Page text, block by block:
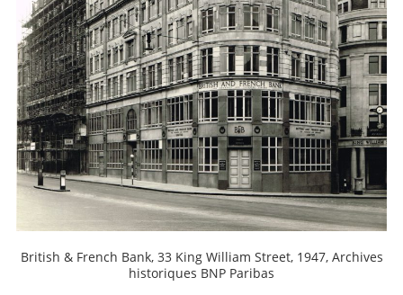
British & French Bank, 33 King William Street, 1947, Archives
historiques BNP Paribas